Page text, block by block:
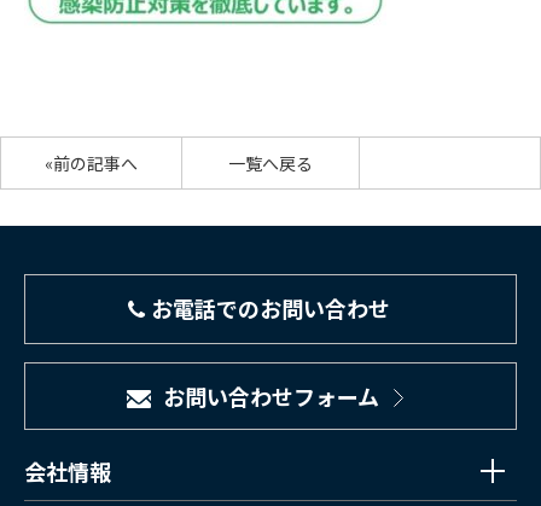
«前の記事へ 一覧へ戻る
お電話でのお問い合わせ
お問い合わせフォーム
会社情報